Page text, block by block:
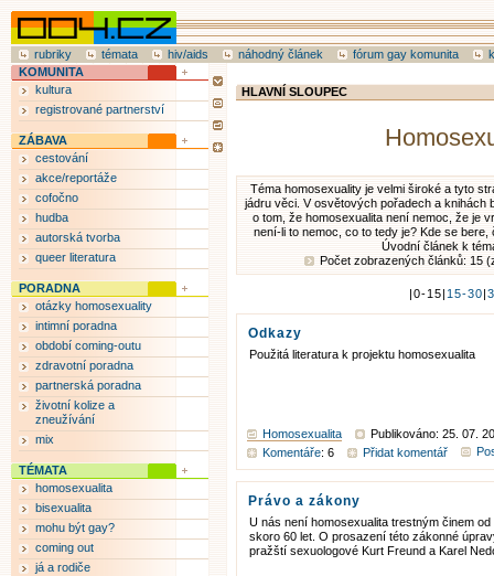
rubriky témata hiv/aids náhodný článek fórum gay komunita
HLAVNÍ SLOUPEC
Téma homosexuality je velmi široké a tyto
jádru věci. V osvětových pořadech a knihách
o tom, že homosexualita není nemoc, že je
není-li to nemoc, co to tedy je? Kde se
Úvodní článek k
Počet zobrazených článků: 15
|0-15| 15-30|
Odkazy
Použitá literatura k projektu homosexualita
Homosexualita
Publikováno: 25. 07.
Komentáře: 6 Přidat komentář
Právo a zákony
U nás není homosexualita trestným činem
skoro 60 let. O prosazení této zákonné
pražští sexuologové Kurt Freund a Karel
KOMUNITA
kultura
registrované partnerství
ZÁBAVA
cestování
akce/reportáže
cofočno
hudba
autorská tvorba
queer literatura
PORADNA
otázky homosexuality
intimní poradna
období coming-outu
zdravotní poradna
partnerská poradna
životní kolize a
zneužívání
mix
TÉMATA
homosexualita
bisexualita
mohu být gay?
coming out
já a rodiče